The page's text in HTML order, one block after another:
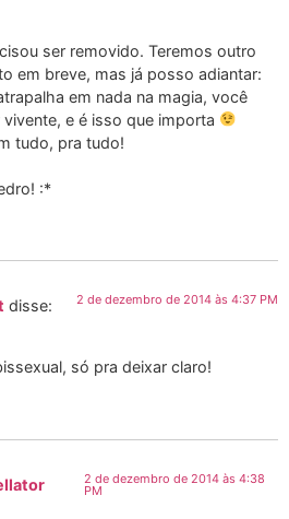
ser removido. Teremos outro
em breve, mas já posso adiantar:
em nada na magia, você
e é isso que importa
tudo, pra tudo!
:*
disse: 2 de dezembro de 2014 às 4:37 PM
só pra deixar claro!
2 de dezembro de 2014 às 4:38
PM